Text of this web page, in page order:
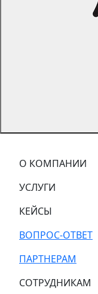
О КОМПАНИИ
УСЛУГИ
КЕЙСЫ
ВОПРОС-ОТВЕТ
ПАРТНЕРАМ
СОТРУДНИКАМ